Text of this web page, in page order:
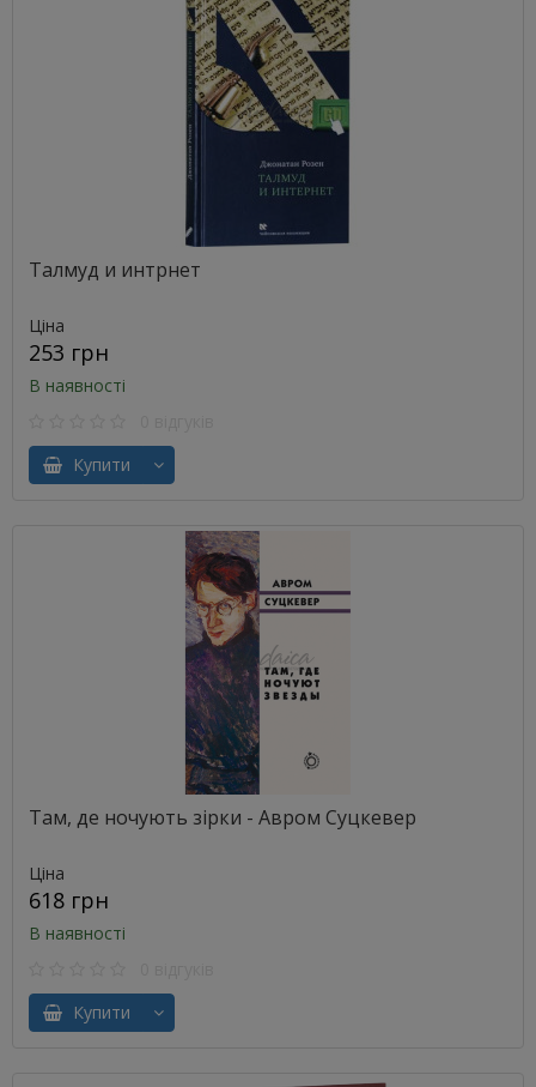
Талмуд и интрнет
Ціна
253 грн
В наявності
Купити
Там, де ночують зірки - Авром Суцкевер
Ціна
618 грн
В наявності
Купити